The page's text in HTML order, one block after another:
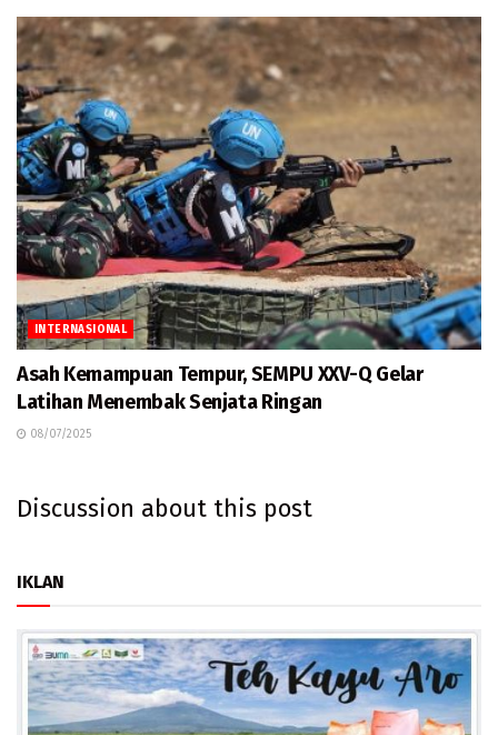
INTERNASIONAL
Asah Kemampuan Tempur, SEMPU XXV-Q Gelar
Latihan Menembak Senjata Ringan
08/07/2025
Discussion about this post
IKLAN